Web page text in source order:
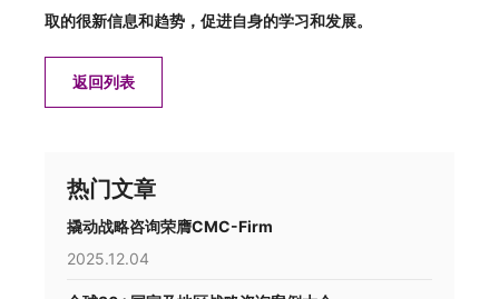
取的很新信息和趋势，促进自身的学习和发展。
返回列表
热门文章
撬动战略咨询荣膺CMC-Firm
2025.12.04